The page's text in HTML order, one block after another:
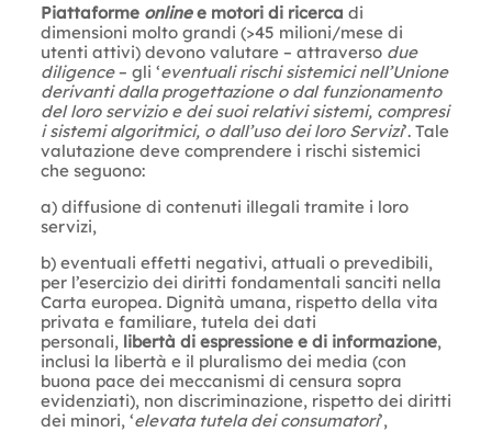
Piattaforme onlinee motori di ricerca di
dimensioni molto grandi (>45 milioni/mese di
utenti attivi) devono valutare – attraverso due
diligence– gli ‘eventuali rischi sistemici nell’Unione
derivanti dalla progettazione o dal funzionamento
del loro servizio e dei suoi relativi sistemi, compresi
i sistemi algoritmici, o dall’uso dei loro Servizi’. Tale
valutazione deve comprendere i rischi sistemici
che seguono:
a) diffusione di contenuti illegali tramite i loro
servizi,
b) eventuali effetti negativi, attuali o prevedibili,
per l’esercizio dei diritti fondamentali sanciti nella
Carta europea. Dignità umana, rispetto della vita
privata e familiare, tutela dei dati
personali, libertà di espressione e di informazione,
inclusi la libertà e il pluralismo dei media (con
buona pace dei meccanismi di censura sopra
evidenziati), non discriminazione, rispetto dei diritti
dei minori, ‘elevata tutela dei consumatori’,